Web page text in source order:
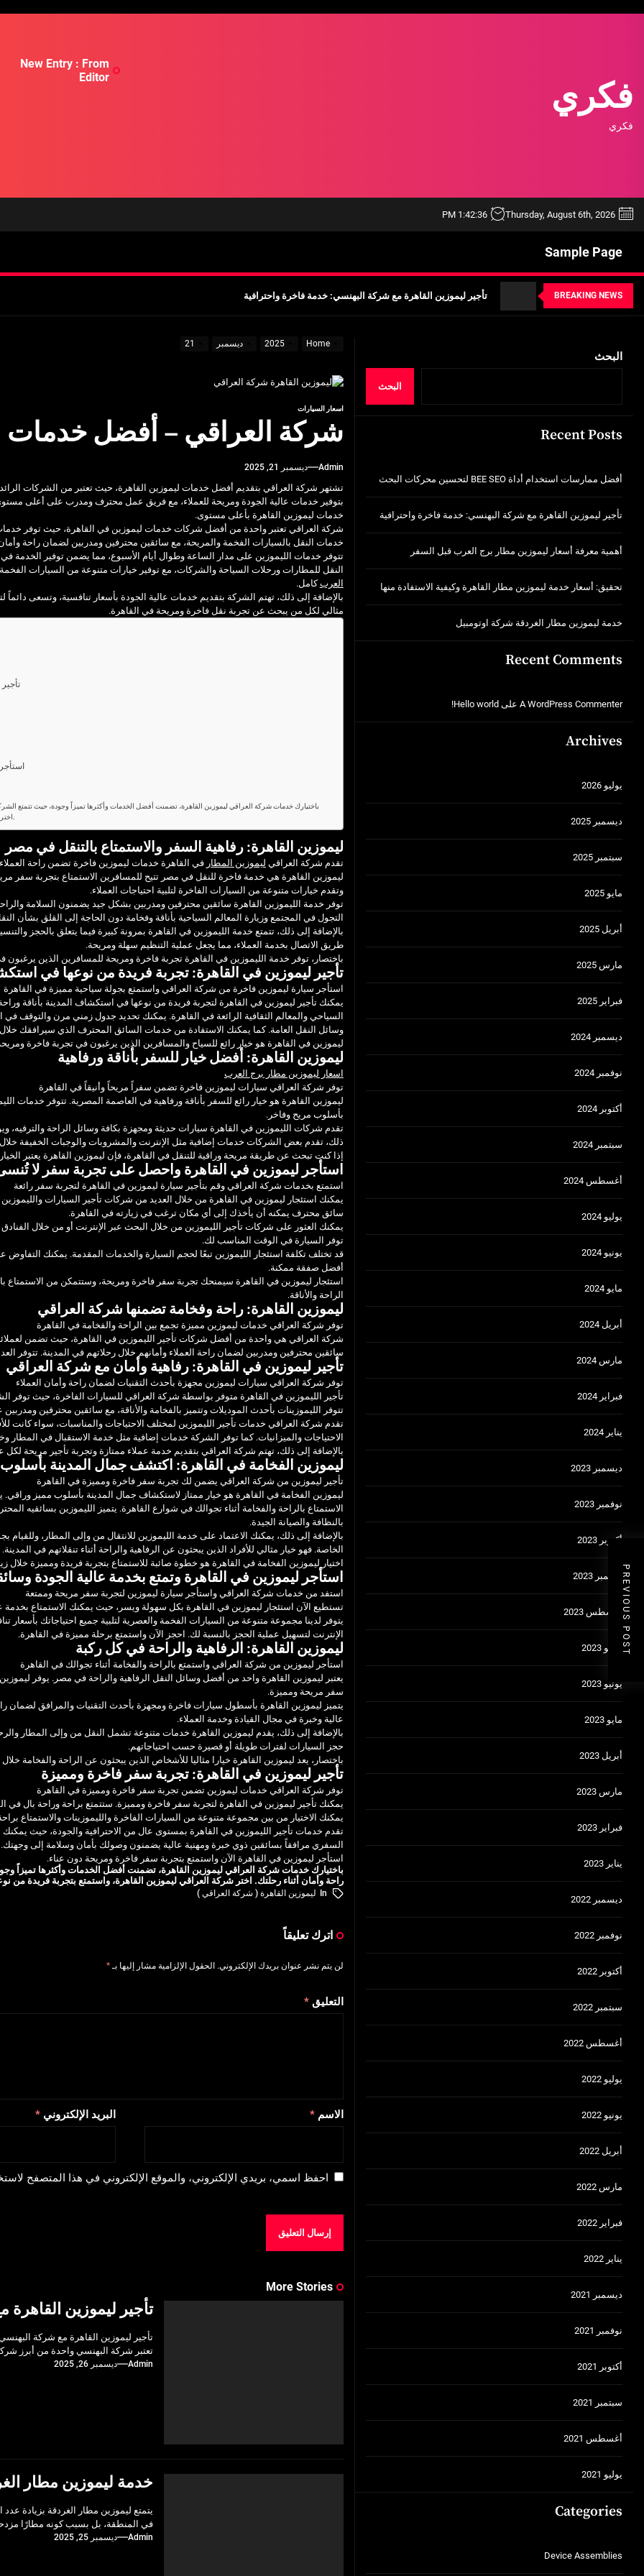
فكري
فكري
New Entry : From
Editor
Thursday, August 6th, 2026
1:42:37 PM
Sample Page
BREAKING NEWS
خدمة ليموزين مطار الغردقة شركة اوتومبيل
أهمية معرفة أسعار ليموزين مطار برج العرب قبل السفر
أفضل ممارسات استخدام أداة BEE SEO لتحسين محركات البحث
تأجير ليموزين القاهرة مع شركة البهنسي: خدمة فاخرة واحترافية
أهمية معرفة أسعار ليموزين مطار برج العرب قبل السفر
تحقيق: أسعار خدمة ليموزين مطار القاهرة وكيفية الاستفادة منها
خدمة ليموزين مطار الغردقة شركة اوتومبيل
Home
2025 ديسمبر 21
اسعار السيارات
شركة العراقي – أفضل خدمات
Admin ديسمبر 21, 2025
تشتهر شركة العراقي بتقديم أفضل خدمات ليموزين القاهرة، حيث تعتبر من الشركات
بتوفير خدمات عالية الجودة ومريحة للعملاء، مع فريق عمل محترف ومدرب على أعلى مستوى.
خدمات ليموزين القاهرة بأعلى مستوى.
شركة العراقي تعتبر واحدة من أفضل شركات خدمات ليموزين في القاهرة، حيث توفر خدمات
خدمات النقل بالسيارات الفخمة والمريحة، مع سائقين محترفين ومدربين لضمان راحة وأمان
تتوفر خدمات الليموزين على مدار الساعة وطوال أيام الأسبوع، مما يضمن توفير
النقل للمطارات ورحلات السياحة والشركات، مع توفير خيارات متنوعة من السيارات الفخمة
العربكامل.
بالإضافة إلى ذلك، تهتم الشركة بتقديم خدمات عالية الجودة بأسعار تنافسية، وتسعى دائماً
مثالي لكل من يبحث عن تجربة نقل فاخرة ومريحة في القاهرة.
باختيارك خدمات شركة العراقي ليموزين القاهرة، تضمنت أفضل الخدمات وأكثرها تميزاً وجودة، حيث تتمتع
اختر شركة العراقي ليموزين القاهرة، واستمتع بتجربة فريدة من نوعها.
ليموزين القاهرة: رفاهية السفر والاستمتاع بالتنقل في مصر
تقدم شركة العراقي ليموزين المطار في القاهرة خدمات ليموزين فاخرة تضمن راحة العملاء
ليموزين القاهرة هي خدمة فاخرة للنقل في مصر تتيح للمسافرين الاستمتاع بتجربة سفر
وتقدم خيارات متنوعة من السيارات الفاخرة لتلبية احتياجات العملاء.
توفر خدمة الليموزين القاهرة سائقين محترفين ومدربين بشكل جيد يضمنون السلامة
التجول في المجتمع وزيارة المعالم السياحية بأناقة وفخامة دون الحاجة إلى القلق بشأن
بالإضافة إلى ذلك، تتمتع خدمة الليموزين في القاهرة بمرونة كبيرة فيما يتعلق بالحجز
طريق الاتصال بخدمة العملاء، مما يجعل عملية التنظيم سهلة ومريحة.
باختصار، توفر خدمة الليموزين في القاهرة تجربة فاخرة ومريحة للمسافرين الذين
تأجير ليموزين في القاهرة: تجربة فريدة من نوعها في
استأجر سيارة ليموزين فاخرة من شركة العراقي واستمتع بجولة سياحية مميزة في القاهرة
يمكنك تأجير ليموزين في القاهرة لتجربة فريدة من نوعها في استكشاف المدينة بأناقة
السياحي والمعالم الثقافية الرائعة في القاهرة. يمكنك تحديد جدول زمني مرن والتوقف في
وسائل النقل العامة. كما يمكنك الاستفادة من خدمات السائق المحترف الذي سيرافقك
ليموزين في القاهرة هو خيار رائع للسياح والمسافرين الذين يرغبون في تجربة فاخرة ومريحة
ليموزين القاهرة: أفضل خيار للسفر بأناقة ورفاهية
اسعار ليموزين مطار برج العرب
توفر شركة العراقي سيارات ليموزين فاخرة تضمن سفراً مريحاً وأنيقاً في القاهرة
ليموزين القاهرة هو خيار رائع للسفر بأناقة ورفاهية في العاصمة المصرية. تتوفر خدمات
بأسلوب مريح وفاخر.
تقدم شركات الليموزين في القاهرة سيارات حديثة ومجهزة بكافة وسائل الراحة والترفيه،
ذلك، تقدم بعض الشركات خدمات إضافية مثل الإنترنت والمشروبات والوجبات الخفيفة خلال
إذا كنت تبحث عن طريقة مريحة وراقية للتنقل في القاهرة، فإن ليموزين القاهرة يعتبر الخيار
استأجر ليموزين في القاهرة واحصل على تجربة سفر لا
استمتع بخدمات شركة العراقي وقم بتأجير سيارة ليموزين في القاهرة لتجربة سفر رائعة
يمكنك استئجار ليموزين في القاهرة من خلال العديد من شركات تأجير السيارات
سائق محترف يمكنه أن يأخذك إلى أي مكان ترغب في زيارته في القاهرة.
يمكنك العثور على شركات تأجير الليموزين من خلال البحث عبر الإنترنت أو من خلال
توفر السيارة في الوقت المناسب لك.
قد تختلف تكلفة استئجار الليموزين تبعًا لحجم السيارة والخدمات المقدمة. يمكنك
أفضل صفقة ممكنة.
استئجار ليموزين في القاهرة سيمنحك تجربة سفر فاخرة ومريحة، وستتمكن من الاستمتاع
الراحة والأناقة.
ليموزين القاهرة: راحة وفخامة تضمنها شركة العراقي
توفر شركة العراقي خدمات ليموزين مميزة تجمع بين الراحة والفخامة في القاهرة
شركة العراقي هي واحدة من أفضل شركات تأجير الليموزين في القاهرة، حيث تضمن
سائقين محترفين ومدربين لضمان راحة العملاء وأمانهم خلال رحلاتهم في المدينة. تتوفر
تأجير ليموزين في القاهرة: رفاهية وأمان مع شركة العراقي
توفر شركة العراقي سيارات ليموزين مجهزة بأحدث التقنيات لضمان راحة وأمان العملاء
تأجير الليموزين في القاهرة متوفر بواسطة شركة العراقي للسيارات الفاخرة، حيث توفر
تتوفر الليموزينات بأحدث الموديلات وتتميز بالفخامة والأناقة، مع سائقين محترفين
تقدم شركة العراقي خدمات تأجير الليموزين لمختلف الاحتياجات والمناسبات، سواء كانت
الاحتياجات والميزانيات. كما توفر الشركة خدمات إضافية مثل خدمة الاستقبال في المطار
بالإضافة إلى ذلك، تهتم شركة العراقي بتقديم خدمة عملاء ممتازة وتجربة تأجير مريحة لكل
ليموزين الفخامة في القاهرة: اكتشف جمال المدينة
تأجير ليموزين من شركة العراقي يضمن لك تجربة سفر فاخرة ومميزة في القاهرة
ليموزين الفخامة في القاهرة هو خيار ممتاز لاستكشاف جمال المدينة بأسلوب مميز
الاستمتاع بالراحة والفخامة أثناء تجوالك في شوارع القاهرة. يتميز الليموزين بسائقيه
بالنظافة والصيانة الجيدة.
بالإضافة إلى ذلك، يمكنك الاعتماد على خدمة الليموزين للانتقال من وإلى المطار،
الخاصة. فهو خيار مثالي للأفراد الذين يبحثون عن الرفاهية والراحة أثناء تنقلاتهم في المدينة.
اختيار ليموزين الفخامة في القاهرة هو خطوة صائبة للاستمتاع بتجربة فريدة ومميزة خلال
استأجر ليموزين في القاهرة وتمتع بخدمة عالية الجودة
استفد من خدمات شركة العراقي واستأجر سيارة ليموزين لتجربة سفر مريحة وممتعة
تستطيع الآن استئجار ليموزين في القاهرة بكل سهولة ويسر، حيث يمكنك الاستمتاع
يتوفر لدينا مجموعة متنوعة من السيارات الفخمة والعصرية لتلبية جميع احتياجاتك بأسعار
الإنترنت لتسهيل عملية الحجز بالنسبة لك. احجز الآن واستمتع برحلة مميزة في القاهرة.
ليموزين القاهرة: الرفاهية والراحة في كل ركبة
استأجر ليموزين من شركة العراقي واستمتع بالراحة والفخامة أثناء تجوالك في القاهرة
يعتبر ليموزين القاهرة واحد من أفضل وسائل النقل الرفاهية والراحة في مصر. يوفر
سفر مريحة ومميزة.
يتميز ليموزين القاهرة بأسطول سيارات فاخرة ومجهزة بأحدث التقنيات والمرافق لضمان
عالية وخبرة في مجال القيادة وخدمة العملاء.
بالإضافة إلى ذلك، يقدم ليموزين القاهرة خدمات متنوعة تشمل النقل من وإلى المطار
حجز السيارات لفترات طويلة أو قصيرة حسب احتياجاتهم.
باختصار، يعد ليموزين القاهرة خيارا مثاليا للأشخاص الذين يبحثون عن الراحة والفخامة
تأجير ليموزين في القاهرة: تجربة سفر فاخرة ومميزة
توفر شركة العراقي خدمات ليموزين تضمن تجربة سفر فاخرة ومميزة في القاهرة
يمكنك تأجير ليموزين في القاهرة لتجربة سفر فاخرة ومميزة. ستتمتع براحة وراحة بال في
يمكنك الاختيار من بين مجموعة متنوعة من السيارات الفاخرة والليموزينات والاستمتاع
تقدم خدمات تأجير الليموزين في القاهرة بمستوى عال من الاحترافية والجودة، حيث
السفري مرافقاً بسائقين ذوي خبرة ومهنية عالية يضمنون وصولك بأمان وسلامة إلى وجهتك.
استأجر ليموزين في القاهرة الآن واستمتع بتجربة سفر فاخرة ومريحة دون عناء.
باختيارك خدمات شركة العراقي ليموزين القاهرة، تضمنت أفضل الخدمات وأكثرها تميزاً
راحة وأمان أثناء رحلتك. اختر شركة العراقي ليموزين القاهرة، واستمتع بتجربة فريدة من
In ليموزين القاهرة ( شركة العراقي )
اترك تعليقاً
لن يتم نشر عنوان بريدك الإلكتروني. الحقول الإلزامية مشار إليها بـ*
التعليق*
الاسم* البريد الإلكتروني*
احفظ اسمي، بريدي الإلكتروني، والموقع الإلكتروني في هذا المتصفح
PREVIOUS POST
More Stories
تأجير ليموزين
تأجير ليموزين القاهرة مع شركة
تعتبر شركة البهنسي واحدة من أبرز
Admin ديسمبر 26, 2025
خدمة ليموزين مطار
يتمتع ليموزين مطار الغردقة بزيادة
في المنطقة، بل بسبب كونه مطارًا
Admin ديسمبر 25, 2025
البحث
البحث
Recent Posts
أفضل ممارسات استخدام أداة BEE SEO لتحسين محركات البحث
تأجير ليموزين القاهرة مع شركة البهنسي: خدمة فاخرة واحترافية
أهمية معرفة أسعار ليموزين مطار برج العرب قبل السفر
تحقيق: أسعار خدمة ليموزين مطار القاهرة وكيفية الاستفادة منها
خدمة ليموزين مطار الغردقة شركة اوتومبيل
Recent Comments
A WordPress Commenter على Hello world!
Archives
يوليو 2026
ديسمبر 2025
سبتمبر 2025
مايو 2025
أبريل 2025
مارس 2025
فبراير 2025
ديسمبر 2024
نوفمبر 2024
أكتوبر 2024
سبتمبر 2024
أغسطس 2024
يوليو 2024
يونيو 2024
مايو 2024
أبريل 2024
مارس 2024
فبراير 2024
يناير 2024
ديسمبر 2023
نوفمبر 2023
أكتوبر 2023
سبتمبر 2023
أغسطس 2023
يوليو 2023
يونيو 2023
مايو 2023
أبريل 2023
مارس 2023
فبراير 2023
يناير 2023
ديسمبر 2022
نوفمبر 2022
أكتوبر 2022
سبتمبر 2022
أغسطس 2022
يوليو 2022
يونيو 2022
أبريل 2022
مارس 2022
فبراير 2022
يناير 2022
ديسمبر 2021
نوفمبر 2021
أكتوبر 2021
سبتمبر 2021
أغسطس 2021
يوليو 2021
Categories
Device Assemblies